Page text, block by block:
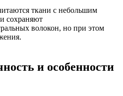
ткани с небольшим
сохраняют
волокон, но при этом
и особенности